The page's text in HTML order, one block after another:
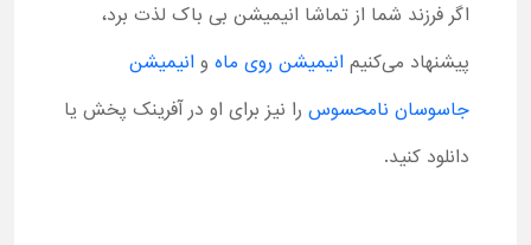
اگر فرزند شما از تماشا انیمیشن بی باک لذت برد،
پیشنهاد می‌کنیم انیمیشن روی ماه و انیمیشن
جاسوسان نامحسوس را نیز برای او در آفرینک پخش یا
دانلود کنید.